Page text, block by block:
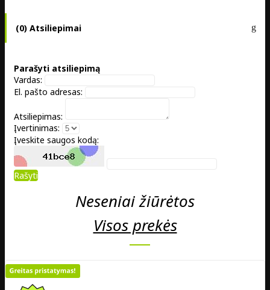
(0) Atsiliepimai
Parašyti atsiliepimą
Vardas:
El. pašto adresas:
Atsiliepimas:
Įvertinimas:
Įveskite saugos kodą:
Rašyti
Neseniai žiūrėtos
Visos prekės